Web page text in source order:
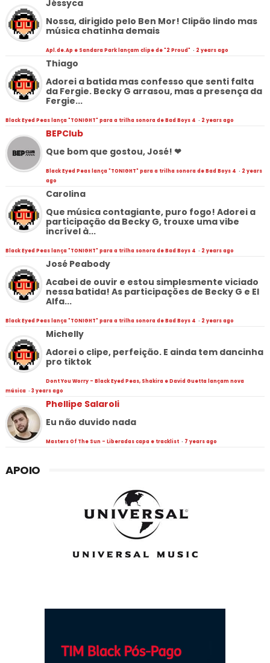
Jéssyca
Nossa, dirigido pelo Ben Mor! Clipão lindo mas
música chatinha demais
Apl.de.Ap e Sandara Park lançam clipe de "2 Proud" · 2 years ago
Thiago
Adorei a batida mas confesso que senti falta
da Fergie. Becky G arrasou, mas a presença da
Fergie...
Black Eyed Peas lança "TONIGHT" para a trilha sonora de Bad Boys 4 · 2 years ago
BEPClub
Que bom que gostou, José! ❤
Black Eyed Peas lança "TONIGHT" para a trilha sonora de Bad Boys 4 · 2 years
ago
Carolina
Que música contagiante, puro fogo! Adorei a
participação da Becky G, trouxe uma vibe
incrível à...
Black Eyed Peas lança "TONIGHT" para a trilha sonora de Bad Boys 4 · 2 years ago
José Peabody
Acabei de ouvir e estou simplesmente viciado
nessa batida! As participações de Becky G e El
Alfa...
Black Eyed Peas lança "TONIGHT" para a trilha sonora de Bad Boys 4 · 2 years ago
Michelly
Adorei o clipe, perfeição. E ainda tem dancinha
pro tiktok
Dont You Worry - Black Eyed Peas, Shakira e David Guetta lançam nova
música · 3 years ago
Phellipe Salaroli
Eu não duvido nada
Masters Of The Sun - Liberadas capa e tracklist · 7 years ago
APOIO